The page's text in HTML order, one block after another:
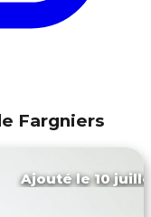
Fargniers
Ajouté le 10